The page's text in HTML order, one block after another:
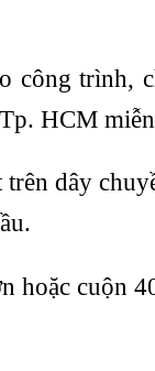
công trình,
HCM
dây
hoặc cuộn